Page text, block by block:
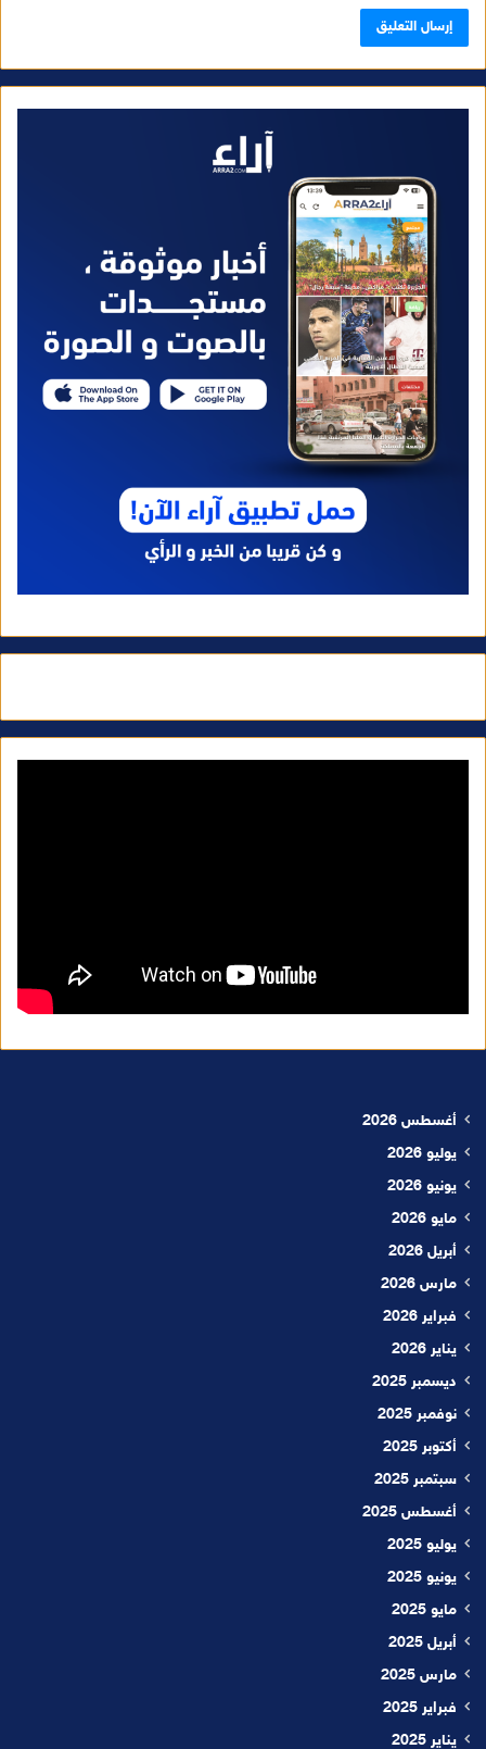
أغسطس 2026
يوليو 2026
يونيو 2026
مايو 2026
أبريل 2026
مارس 2026
فبراير 2026
يناير 2026
ديسمبر 2025
نوفمبر 2025
أكتوبر 2025
سبتمبر 2025
أغسطس 2025
يوليو 2025
يونيو 2025
مايو 2025
أبريل 2025
مارس 2025
فبراير 2025
يناير 2025